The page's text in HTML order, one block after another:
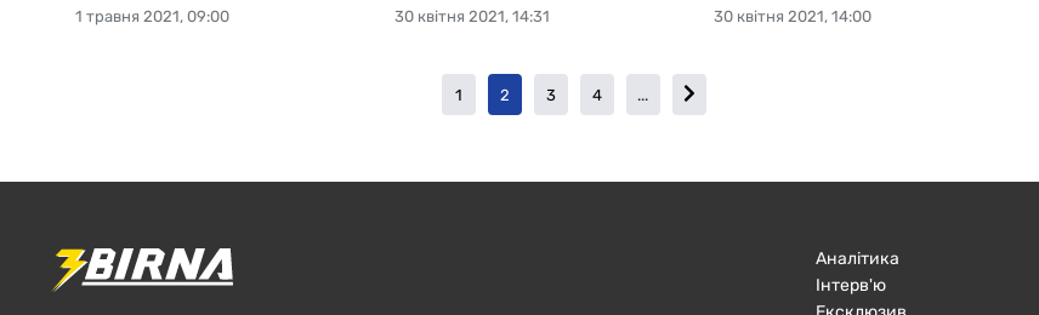
1 травня 2021, 09:00 30 квітня 2021, 14:31 30 квітня 2021, 14:00
1 2 3 4 ...
Аналітика
Інтерв'ю